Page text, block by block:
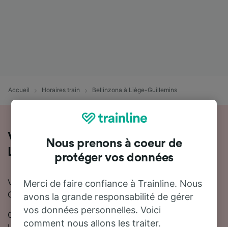
Accueil Horaires train Bellinzona à Liège-Guillemins
Voyager en train de Bellinzona à
Liège-Guillemins
Vous souhaitez voyager de Bellinzona à Liège-
Guillemins en train ? Vous êtes au bon endroit !
On estime que le trajet en train entre Bellinzona et
Nous prenons à coeur de
protéger vos données
Merci de faire confiance à Trainline. Nous
avons la grande responsabilité de gérer
vos données personnelles. Voici
comment nous allons les traiter.